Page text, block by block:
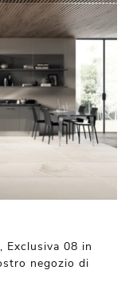
Exclusiva 08 in
negozio di